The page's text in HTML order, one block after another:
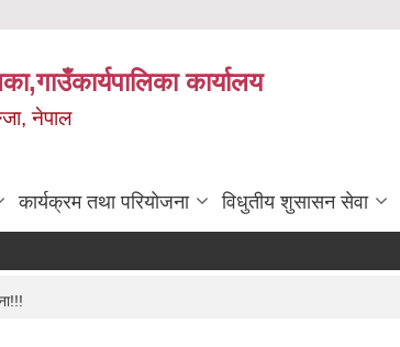
कार्यालय
नेपाल
कार्यक्रम तथा परियोजना विधुतीय शुसासन सेवा